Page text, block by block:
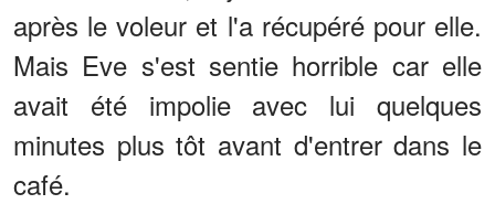
après le voleur et l'a récupéré pour elle.
Mais Eve s'est sentie horrible car elle
avait été impolie avec lui quelques
minutes plus tôt avant d'entrer dans le
café.